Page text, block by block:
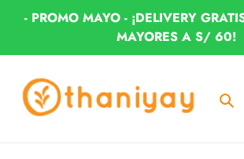
al
contenido
- PROMO MAYO - ¡DELIVERY
MAYORES A S/ 60!